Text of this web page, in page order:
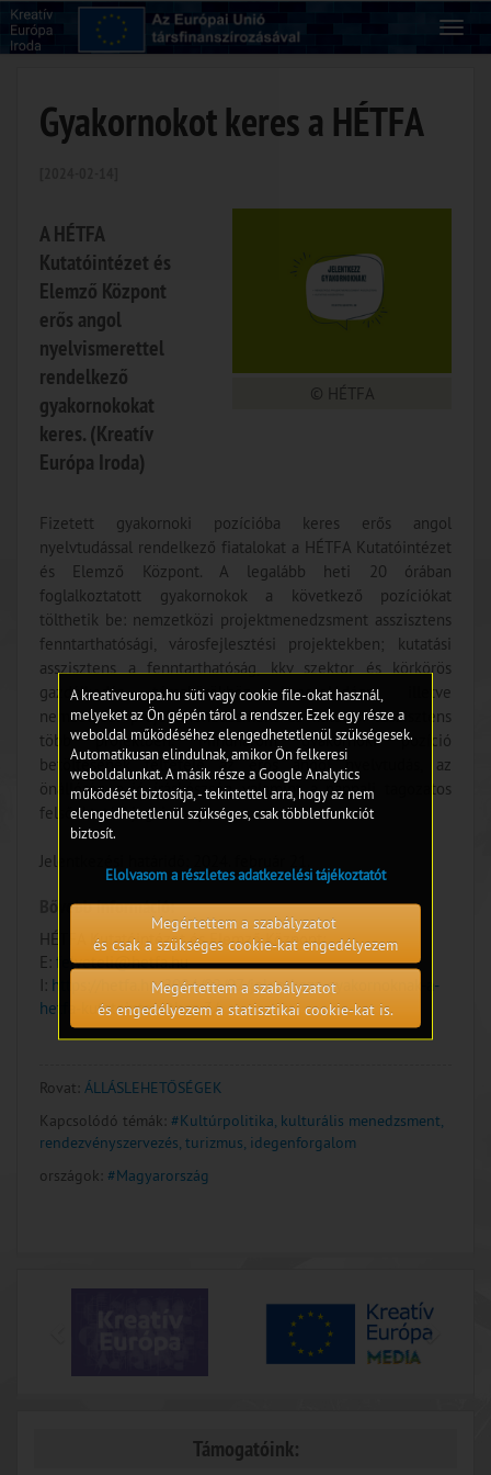
Gyakornokot keres a HÉTFA
© HÉTFA
A HÉTFA
Kutatóintézet és
Elemző Központ
erős angol
nyelvismerettel
rendelkező
gyakornokokat
keres. (Kreatív
Európa Iroda)
Fizetett gyakornoki pozícióba keres erős angol
nyelvtudással rendelkező fiatalokat a HÉTFA Kutatóintézet
és Elemző Központ. A legalább heti 20 órában
foglalkoztatott gyakornokok a következő pozíciókat
tölthetik be: nemzetközi projektmenedzsment asszisztens
fenntarthatósági, városfejlesztési projektekben; kutatási
asszisztens a fenntarthatóság, kkv szektor és körkörös
gazdálkodás témakörökhöz kapcsolódóan; illetve
nemzetközi projektmenedzsment és kutatási asszisztens
több projektben. Mindhárom gyakornoki pozíció
betöltésének feltétele az erős angol nyelvtudás, az
önállóság, a jó íráskészség, valamint a nappali tagozatos
felsőoktatási jogviszony.
Jelentkezési határidő: 2024. február 21.
Bővebb információ:
HÉTFA Kutatóintézet és Elemző Központ;
E: felveteli@hetfa.hu
I: https://hetfa.hu/2024/02/07/jelentkezz-gyakornoknak-a-
hetfa-kutatointezethez-3/
Rovat: ÁLLÁSLEHETŐSÉGEK
Kapcsolódó témák: #Kultúrpolitika, kulturális menedzsment,
rendezvényszervezés, turizmus, idegenforgalom
országok: #Magyarország
Támogatóink:
A kreativeuropa.hu süti vagy cookie file-okat használ,
melyeket az Ön gépén tárol a rendszer. Ezek egy része a
weboldal működéséhez elengedhetetlenül szükségesek.
Automatikusan elindulnak, amikor Ön felkeresi
weboldalunkat. A másik része a Google Analytics
működését biztosítja, - tekintettel arra, hogy az nem
elengedhetetlenül szükséges, csak többletfunkciót
biztosít.
Elolvasom a részletes adatkezelési tájékoztatót
Megértettem a szabályzatot
és csak a szükséges cookie-kat engedélyezem
Megértettem a szabályzatot
és engedélyezem a statisztikai cookie-kat is.